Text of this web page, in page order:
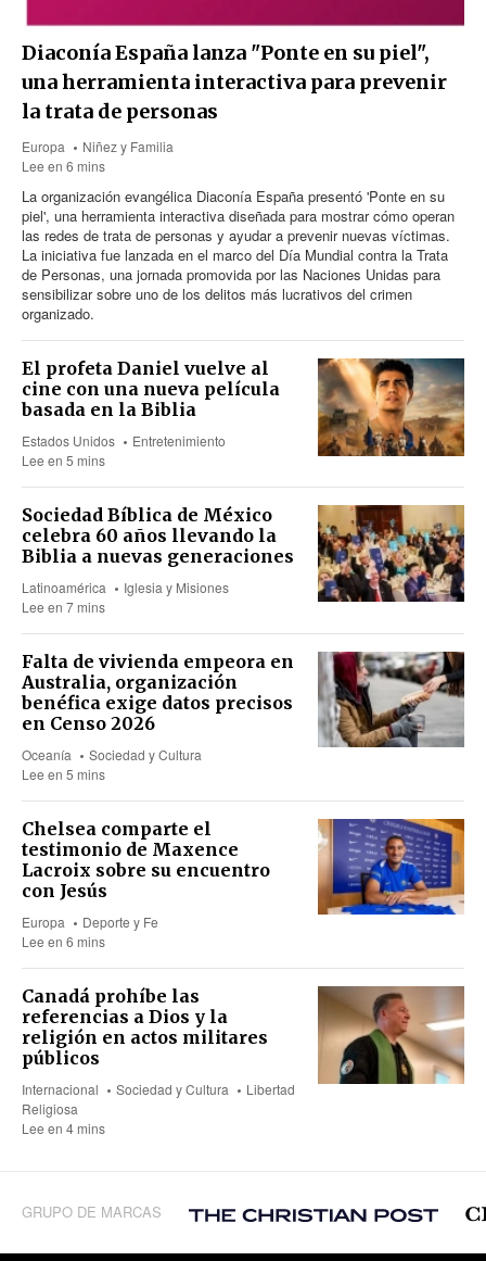
Diaconía España lanza "Ponte en su piel",
una herramienta interactiva para prevenir
la trata de personas
Europa
Niñez y Familia
Lee en 6 mins
La organización evangélica Diaconía España presentó 'Ponte en su
piel', una herramienta interactiva diseñada para mostrar cómo operan
las redes de trata de personas y ayudar a prevenir nuevas víctimas.
La iniciativa fue lanzada en el marco del Día Mundial contra la Trata
de Personas, una jornada promovida por las Naciones Unidas para
sensibilizar sobre uno de los delitos más lucrativos del crimen
organizado.
El profeta Daniel vuelve al
cine con una nueva película
basada en la Biblia
Estados Unidos
Entretenimiento
Lee en 5 mins
Sociedad Bíblica de México
celebra 60 años llevando la
Biblia a nuevas generaciones
Latinoamérica
Iglesia y Misiones
Lee en 7 mins
Falta de vivienda empeora en
Australia, organización
benéfica exige datos precisos
en Censo 2026
Oceanía
Sociedad y Cultura
Lee en 5 mins
Chelsea comparte el
testimonio de Maxence
Lacroix sobre su encuentro
con Jesús
Europa
Deporte y Fe
Lee en 6 mins
Canadá prohíbe las
referencias a Dios y la
religión en actos militares
públicos
Internacional Sociedad y Cultura
Libertad
Religiosa
Lee en 4 mins
GRUPO DE MARCAS